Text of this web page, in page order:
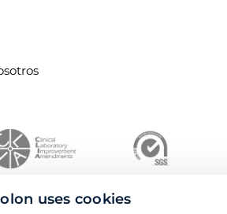
uses cookies